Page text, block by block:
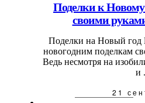
Поделки к Новому
своими
Поделки на Новый год
новогодним поделкам
Ведь несмотря на
и
21